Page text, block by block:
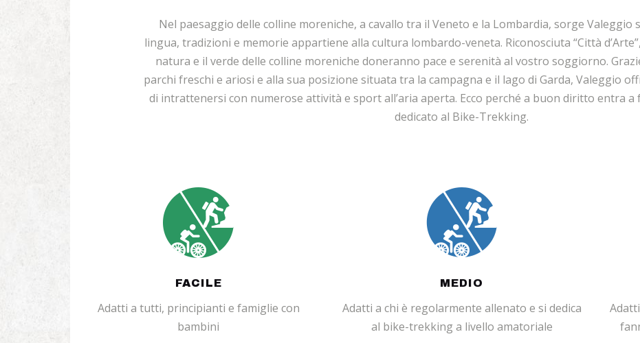
Nel paesaggio delle colline moreniche, a cavallo tra il Veneto e la Lombardia, sorge Valeggio
lingua, tradizioni e memorie appartiene alla cultura lombardo-veneta. Riconosciuta “Città
natura e il verde delle colline moreniche doneranno pace e serenità al vostro soggiorno.
parchi freschi e ariosi e alla sua posizione situata tra la campagna e il lago di Garda, Valeggio
di intrattenersi con numerose attività e sport all’aria aperta. Ecco perché a buon diritto entra
dedicato al Bike-Trekking.
FACILE
Adatti a tutti, principianti e famiglie con
bambini
MEDIO
Adatti a chi è regolarmente allenato e si dedica
al bike-trekking a livello amatoriale